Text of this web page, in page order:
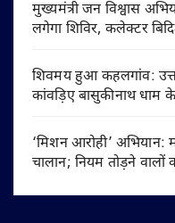
मुख्यमंत्री जन विश्वास
लगेगा शिविर, कलेक्टर
शिवमय हुआ कहलगांव:
कांवड़िए बासुकीनाथ धाम
‘मिशन आरोही’
चालान; नियम तोड़ने